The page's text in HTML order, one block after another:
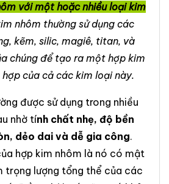
với một hoặc nhiều loại kim
nhôm thường sử dụng các
kẽm, silic, magiê, titan, và
chúng để tạo ra một hợp kim
của cả các kim loại này.
được sử dụng trong nhiều
nhờ tính chất nhẹ, độ bền
dẻo dai và dễ gia công.
hợp kim nhôm là nó có mật
trọng lượng tổng thể của các